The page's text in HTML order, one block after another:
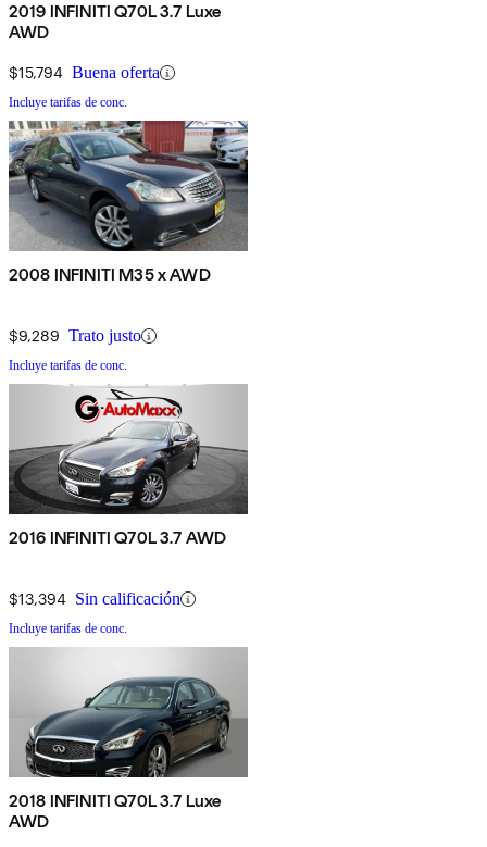
2019 INFINITI Q70L 3.7 Luxe
AWD
$15,794 Buena oferta
Incluye tarifas de conc.
2008 INFINITI M35 x AWD
$9,289 Trato justo
Incluye tarifas de conc.
2016 INFINITI Q70L 3.7 AWD
$13,394 Sin calificación
Incluye tarifas de conc.
2018 INFINITI Q70L 3.7 Luxe
AWD